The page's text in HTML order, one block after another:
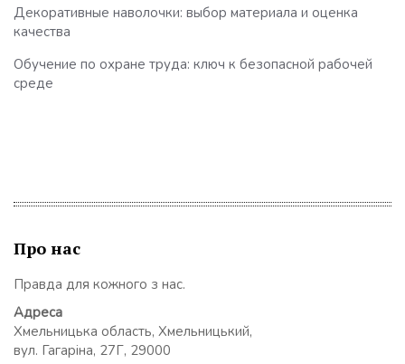
Декоративные наволочки: выбор материала и оценка
качества
Обучение по охране труда: ключ к безопасной рабочей
среде
Про нас
Правда для кожного з нас.
Адреса
Хмельницька область, Хмельницький,
вул. Гагаріна, 27Г, 29000